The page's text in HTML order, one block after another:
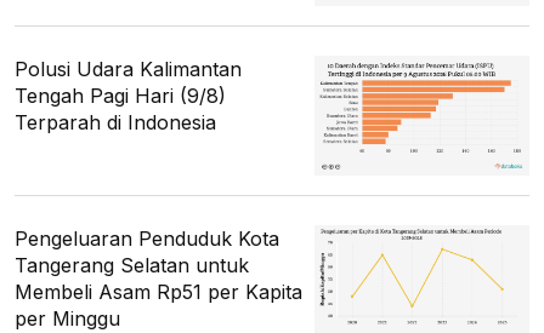
Polusi Udara Kalimantan
Tengah Pagi Hari (9/8)
Terparah di Indonesia
Pengeluaran Penduduk Kota
Tangerang Selatan untuk
Membeli Asam Rp51 per Kapita
per Minggu